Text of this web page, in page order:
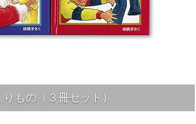
もの（３冊セット）